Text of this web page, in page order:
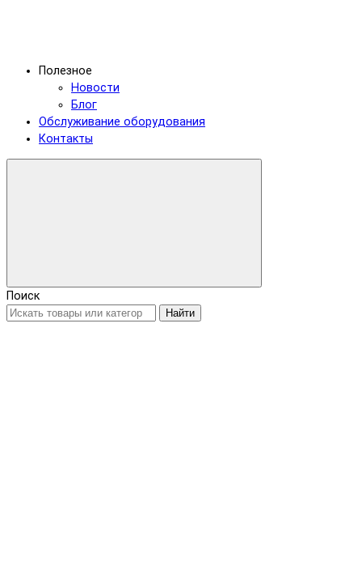
Полезное
Новости
Блог
Обслуживание оборудования
Контакты
Поиск
Найти